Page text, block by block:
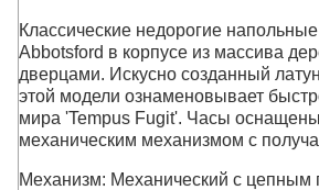
Классические недорогие
Abbotsford в корпусе из массива
дверцами. Искусно созданный
этой модели ознаменовывает
мира 'Tempus Fugit'. Часы
механическим механизмом с
Механизм: Механический с цепным